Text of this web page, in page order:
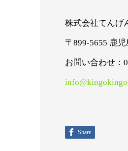
株式会社てんげ
〒899-5655 鹿
お問い合わせ：
Share